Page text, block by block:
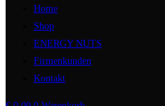
Home
Shop
ENERGY NUTS
Firmenkunden
Kontakt